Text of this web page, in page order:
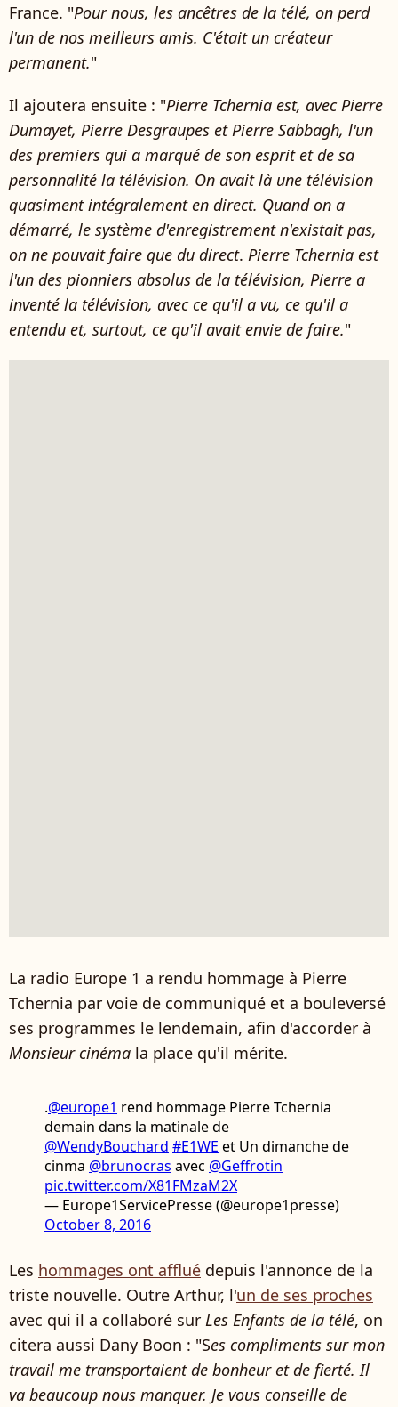
France. "Pour nous, les ancêtres de la télé, on perd
l'un de nos meilleurs amis. C'était un créateur
permanent."
Il ajoutera ensuite : "Pierre Tchernia est, avec Pierre
Dumayet, Pierre Desgraupes et Pierre Sabbagh, l'un
des premiers qui a marqué de son esprit et de sa
personnalité la télévision. On avait là une télévision
quasiment intégralement en direct. Quand on a
démarré, le système d'enregistrement n'existait pas,
on ne pouvait faire que du direct. Pierre Tchernia est
l'un des pionniers absolus de la télévision, Pierre a
inventé la télévision, avec ce qu'il a vu, ce qu'il a
entendu et, surtout, ce qu'il avait envie de faire."
La radio Europe 1 a rendu hommage à Pierre
Tchernia par voie de communiqué et a bouleversé
ses programmes le lendemain, afin d'accorder à
Monsieur cinéma la place qu'il mérite.
.@europe1 rend hommage Pierre Tchernia
demain dans la matinale de
@WendyBouchard #E1WE et Un dimanche de
cinma @brunocras avec @Geffrotin
pic.twitter.com/X81FMzaM2X
— Europe1ServicePresse (@europe1presse)
October 8, 2016
Les hommages ont afflué depuis l'annonce de la
triste nouvelle. Outre Arthur, l'un de ses proches
avec qui il a collaboré sur Les Enfants de la télé, on
citera aussi Dany Boon : "Ses compliments sur mon
travail me transportaient de bonheur et de fierté. Il
va beaucoup nous manquer. Je vous conseille de